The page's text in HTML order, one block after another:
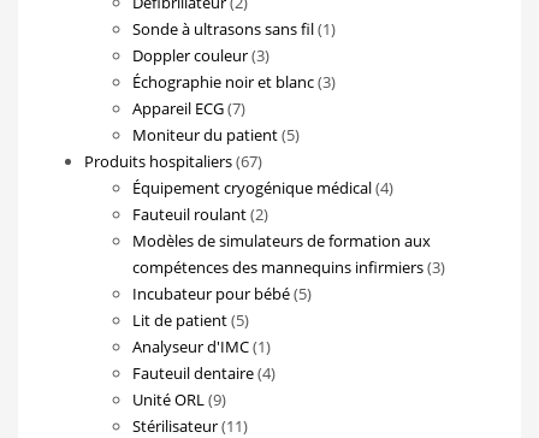
produits
Sonde à ultrasons sans fil 11
Doppler couleur 33
produits
Échographie noir et blanc 33
Appareil ECG 77
produits
Moniteur du patient 55
Produits hospitaliers 6767
produits
Équipement cryogénique médical 44
Fauteuil roulant 22
produits
Modèles de simulateurs de formation aux
compétences des mannequins infirmiers 33
Incubateur pour bébé 55
Lit de patient 55
produits
Analyseur d'IMC 11
produit
Fauteuil dentaire 44
Unité ORL 99
produits
Stérilisateur 1111